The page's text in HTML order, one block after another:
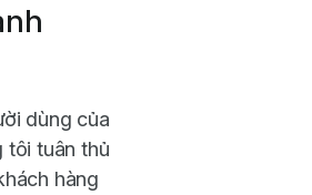
dùng của
tôi tuân thủ
hàng